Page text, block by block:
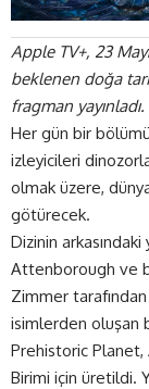
Apple TV+, 23
beklenen doğa
fragman yayınladı.
Her gün bir
izleyicileri
olmak üzere,
götürecek.
Dizinin arkasındaki
Attenborough ve
Zimmer
isimlerden oluşan
Prehistoric Planet,
Birimi için üretildi.